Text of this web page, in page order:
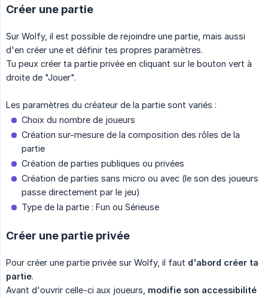
Créer une partie
Sur Wolfy, il est possible de rejoindre une partie, mais aussi
d'en créer une et définir tes propres paramètres.
Tu peux créer ta partie privée en cliquant sur le bouton vert à
droite de "Jouer".
Les paramètres du créateur de la partie sont variés :
Choix du nombre de joueurs
Création sur-mesure de la composition des rôles de la
partie
Création de parties publiques ou privées
Création de parties sans micro ou avec (le son des joueurs
passe directement par le jeu)
Type de la partie : Fun ou Sérieuse
Créer une partie privée
Pour créer une partie privée sur Wolfy, il faut d'abord créer ta
partie.
Avant d'ouvrir celle-ci aux joueurs, modifie son accessibilité